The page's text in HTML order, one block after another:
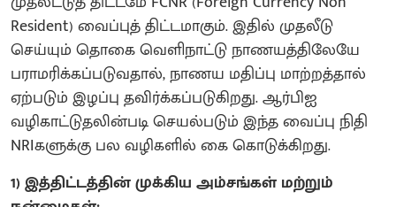
Resident) வைப்புத் திட்டமாகும். இதில் முதலீடு
செய்யும் தொகை வெளிநாட்டு நாணயத்திலேயே
பராமரிக்கப்படுவதால், நாணய மதிப்பு மாற்றத்தால்
ஏற்படும் இழப்பு தவிர்க்கப்படுகிறது. ஆர்பிஐ
வழிகாட்டுதலின்படி செயல்படும் இந்த வைப்பு நிதி
NRIகளுக்கு பல வழிகளில் கை கொடுக்கிறது.
1) இத்திட்டத்தின் முக்கிய அம்சங்கள் மற்றும்